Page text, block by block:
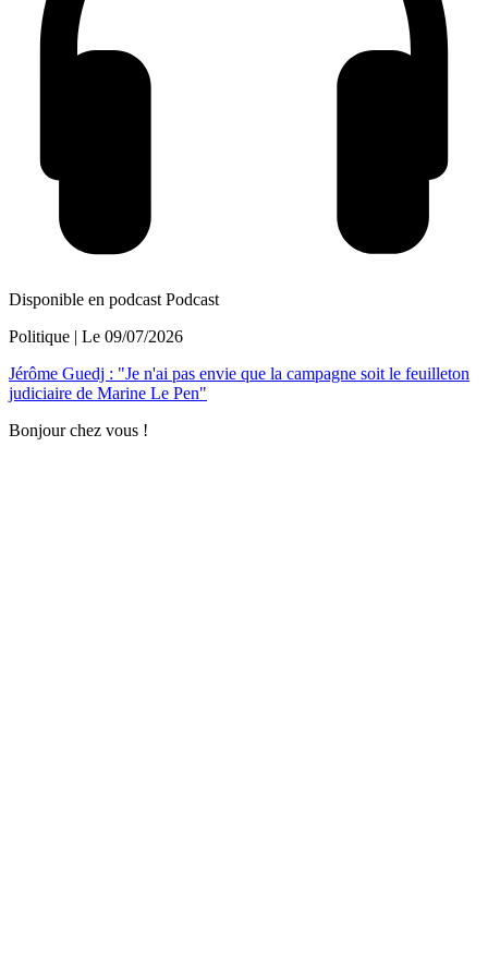
Disponible en podcast Podcast
Politique | Le 09/07/2026
Jérôme Guedj : "Je n'ai pas envie que la campagne soit le feuilleton
judiciaire de Marine Le Pen"
Bonjour chez vous !